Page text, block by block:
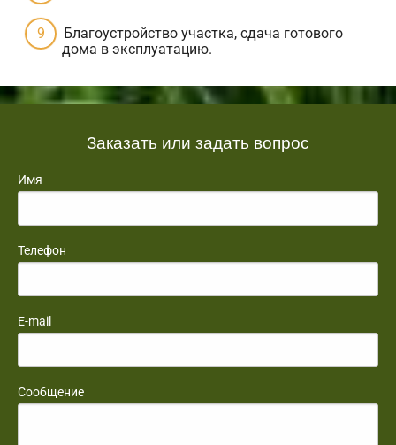
Благоустройство участка, сдача готового
дома в эксплуатацию.
Заказать или задать вопрос
Имя
Телефон
E-mail
Сообщение